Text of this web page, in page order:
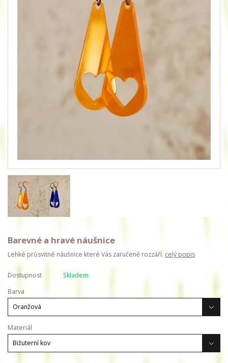
Barevné a hravé náušnice
Lehké průsvitné náušnice které Vás zaručeně rozzáří. celý popis
Dostupnost
Skladem
Barva
Materiál